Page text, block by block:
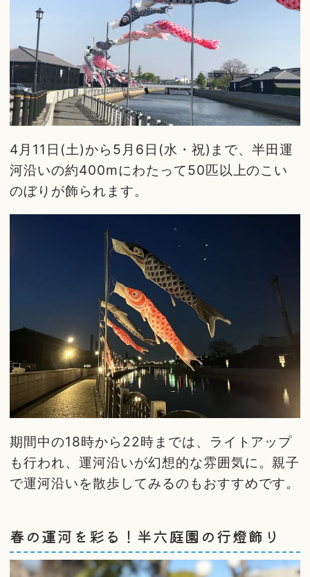
4月11日(土)から5月6日(水・祝)まで、半田運
河沿いの約400mにわたって50匹以上のこい
のぼりが飾られます。
期間中の18時から22時までは、ライトアップ
も行われ、運河沿いが幻想的な雰囲気に。親子
で運河沿いを散歩してみるのもおすすめです。
春の運河を彩る！半六庭園の行燈飾り